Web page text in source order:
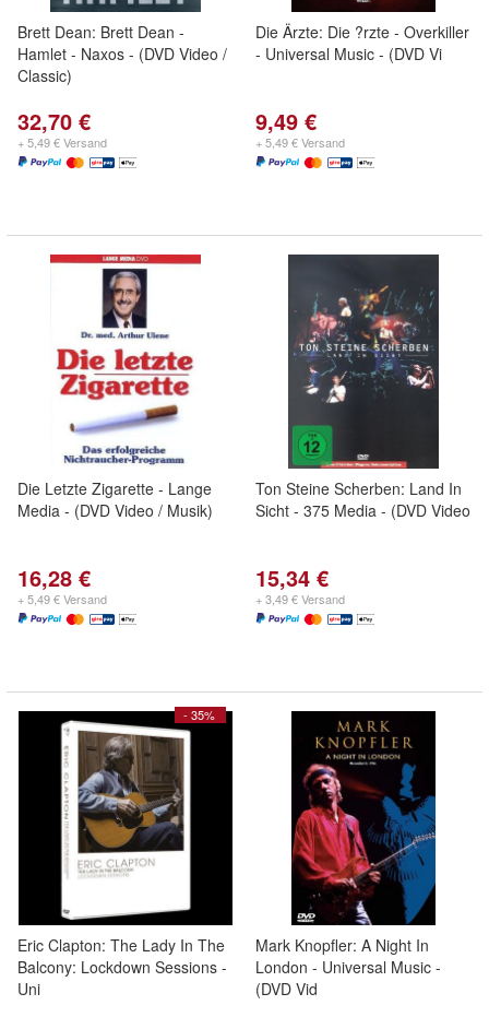
Brett Dean: Brett Dean -
Hamlet - Naxos - (DVD Video /
Classic)
32,70 €
+ 5,49 € Versand
Die Ärzte: Die ?rzte - Overkiller
- Universal Music - (DVD Vi
9,49 €
+ 5,49 € Versand
Die Letzte Zigarette - Lange
Media - (DVD Video / Musik)
16,28 €
+ 5,49 € Versand
Ton Steine Scherben: Land In
Sicht - 375 Media - (DVD Video
15,34 €
+ 3,49 € Versand
- 35%
Eric Clapton: The Lady In The
Balcony: Lockdown Sessions -
Uni
Mark Knopfler: A Night In
London - Universal Music -
(DVD Vid